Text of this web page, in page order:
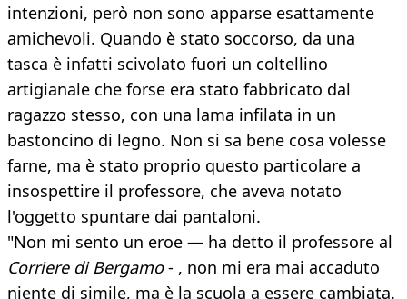
intenzioni, però non sono apparse esattamente
amichevoli. Quando è stato soccorso, da una
tasca è infatti scivolato fuori un coltellino
artigianale che forse era stato fabbricato dal
ragazzo stesso, con una lama infilata in un
bastoncino di legno. Non si sa bene cosa volesse
farne, ma è stato proprio questo particolare a
insospettire il professore, che aveva notato
l'oggetto spuntare dai pantaloni.
"Non mi sento un eroe — ha detto il professore al
Corriere di Bergamo- , non mi era mai accaduto
niente di simile, ma è la scuola a essere cambiata.